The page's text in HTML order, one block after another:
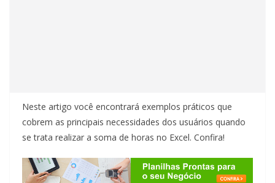
Neste artigo você encontrará exemplos práticos que
cobrem as principais necessidades dos usuários quando
se trata realizar a soma de horas no Excel. Confira!